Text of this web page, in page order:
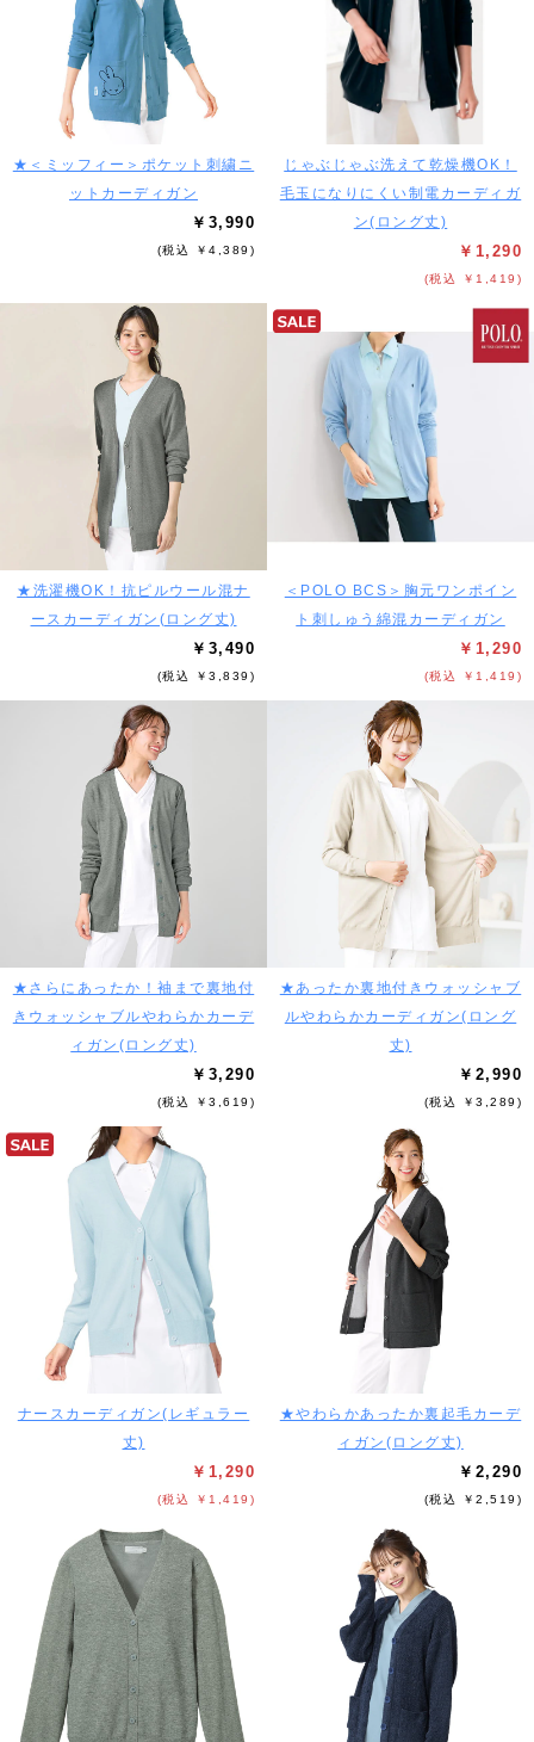
★＜ミッフィー＞ポケット刺繍ニ
ットカーディガン
￥3,990
(税込 ￥4,389)
じゃぶじゃぶ洗えて乾燥機OK！
毛玉になりにくい制電カーディガ
ン(ロング丈)
￥1,290
(税込 ￥1,419)
★洗濯機OK！抗ピルウール混ナ
ースカーディガン(ロング丈)
￥3,490
(税込 ￥3,839)
＜POLO BCS＞胸元ワンポイン
ト刺しゅう綿混カーディガン
￥1,290
(税込 ￥1,419)
★さらにあったか！袖まで裏地付
きウォッシャブルやわらかカーデ
ィガン(ロング丈)
￥3,290
(税込 ￥3,619)
★あったか裏地付きウォッシャブ
ルやわらかカーディガン(ロング
丈)
￥2,990
(税込 ￥3,289)
ナースカーディガン(レギュラー
丈)
￥1,290
(税込 ￥1,419)
★やわらかあったか裏起毛カーデ
ィガン(ロング丈)
￥2,290
(税込 ￥2,519)